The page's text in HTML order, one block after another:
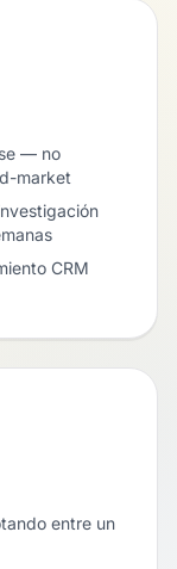
— no
market
CRM
entre un